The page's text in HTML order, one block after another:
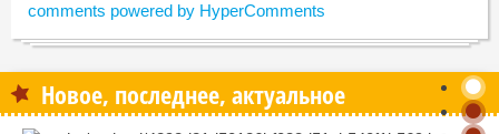
comments powered by HyperComments
Новое, последнее, актуальное